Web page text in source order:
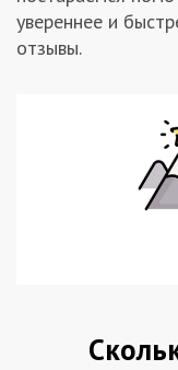
увереннее и
отзывы.